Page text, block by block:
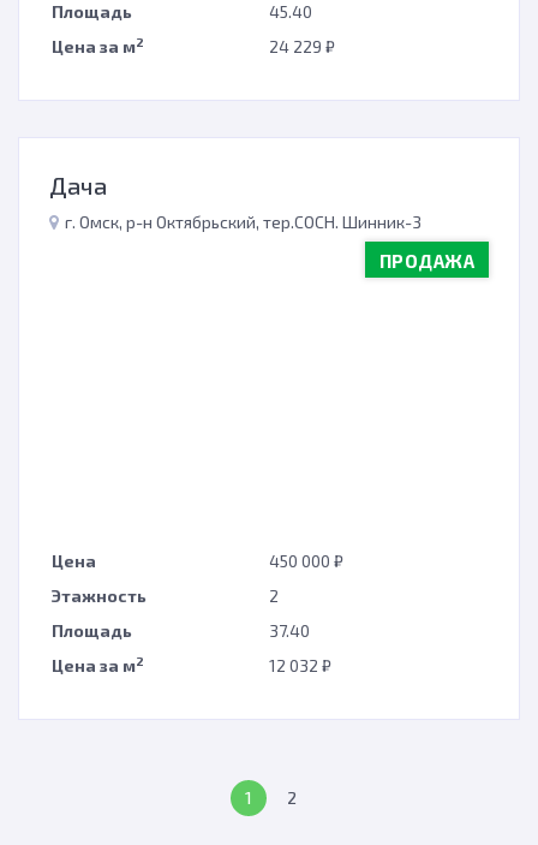
Площадь
45.40
Цена за м2 24 229 ₽
Дача
г. Омск, р-н Октябрьский, тер.СОСН. Шинник-3
ПРОДАЖА
Цена
450 000 ₽
Этажность
2
Площадь
37.40
Цена за м2 12 032 ₽
1 2